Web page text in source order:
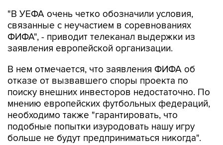
"В УЕФА очень четко обозначили условия,
связанные с неучастием в соревнованиях
ФИФА", - приводит телеканал выдержки из
заявления европейской организации.
В нем отмечается, что заявления ФИФА об
отказе от вызвавшего споры проекта по
поиску внешних инвесторов недостаточно. По
мнению европейских футбольных федераций,
необходимо также "гарантировать, что
подобные попытки изуродовать нашу игру
больше не будут предприниматься никогда".